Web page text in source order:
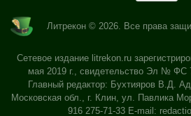
Литрекон © 2026. Все права
Сетевое издание litrekon.ru
мая 2019 г., свидетельство Эл № ФС
Главный редактор: Бухтияров В.Д.
Московская обл., г. Клин, ул. Павлика
916 275-71-33 E-mail: